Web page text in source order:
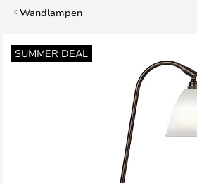
Wandlampen
SUMMER DEAL
Ga
naar